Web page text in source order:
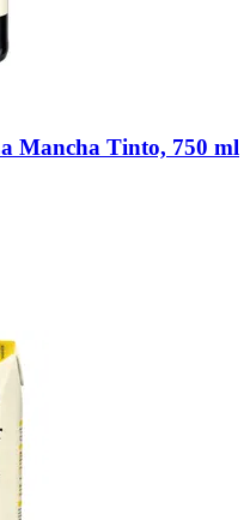
Mancha Tinto, 750 ml